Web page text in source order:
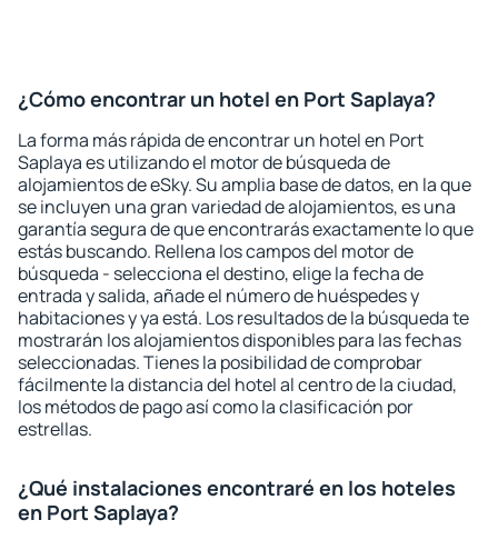
¿Cómo encontrar un hotel en Port Saplaya?
La forma más rápida de encontrar un hotel en Port
Saplaya es utilizando el motor de búsqueda de
alojamientos de eSky. Su amplia base de datos, en la que
se incluyen una gran variedad de alojamientos, es una
garantía segura de que encontrarás exactamente lo que
estás buscando. Rellena los campos del motor de
búsqueda - selecciona el destino, elige la fecha de
entrada y salida, añade el número de huéspedes y
habitaciones y ya está. Los resultados de la búsqueda te
mostrarán los alojamientos disponibles para las fechas
seleccionadas. Tienes la posibilidad de comprobar
fácilmente la distancia del hotel al centro de la ciudad,
los métodos de pago así como la clasificación por
estrellas.
¿Qué instalaciones encontraré en los hoteles
en Port Saplaya?